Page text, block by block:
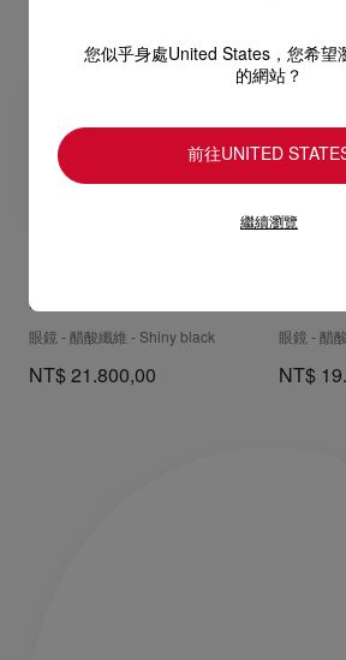
Kate LB0009
眼鏡 - 醋酸纖維 - Shiny black
NT$ 21.800,00
眼鏡 - 醋
NT$
您似乎身處United States，您希望
的網站？
前往UNITED
繼續瀏覽